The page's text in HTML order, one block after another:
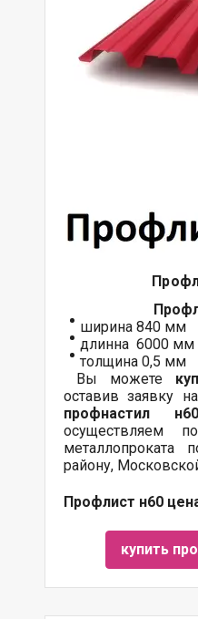
ширина 840 мм
длинна 6000 мм
толщина 0,5 мм
Вы можете
оставив заявку
профнастил
осуществляем
металлопроката
району,
Профлист н60
купить